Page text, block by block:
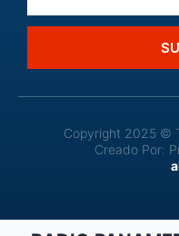
Copyright 2025 ©
Creado Por: